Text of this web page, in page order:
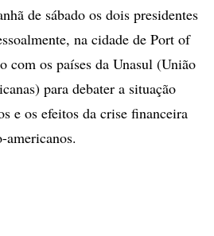
de sábado os dois presidentes
na cidade de Port of
com os países da Unasul (União
para debater a situação
e os efeitos da crise financeira